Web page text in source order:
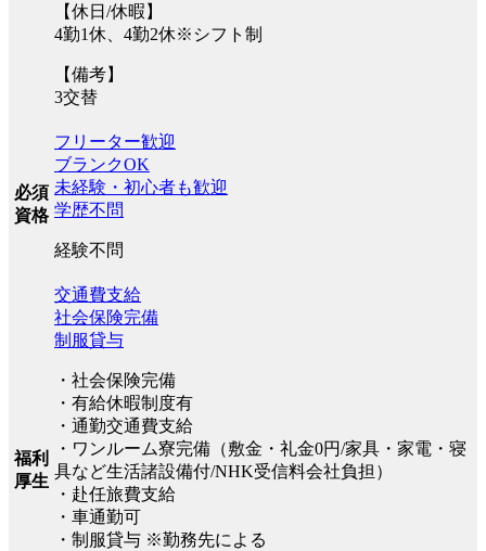
【休日/休暇】
4勤1休、4勤2休※シフト制
【備考】
3交替
必須
資格
フリーター歓迎
ブランクOK
未経験・初心者も歓迎
学歴不問
経験不問
福利
厚生
交通費支給
社会保険完備
制服貸与
・社会保険完備
・有給休暇制度有
・通勤交通費支給
・ワンルーム寮完備（敷金・礼金0円/家具・家電・寝
具など生活諸設備付/NHK受信料会社負担）
・赴任旅費支給
・車通勤可
・制服貸与 ※勤務先による